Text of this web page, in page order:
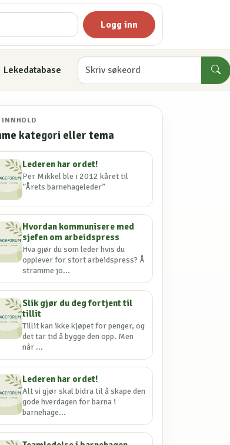
Logg inn
Lekedatabase
INNHOLD
kategori eller tema
Lederen har ordet!
Per Mikkel ble i 2012 kåret til
”Årets barnehageleder”
Hvordan kommunisere med
sjefen om arbeidspress
Hva gjør du som leder hvis du
opplever for stort arbeidspress? Å
stramme jo...
Slik gjør du deg fortjent til
tillit
Tillit kan ikke kjøpet for penger, og
det tar tid å bygge den opp. Men
når ...
Lederen har ordet!
Alt vi gjør skal bidra til å skape den
gode hverdagen for barna i
barnehage...